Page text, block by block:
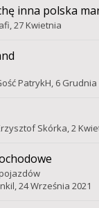
inna polska
,27 Kwietnia
PatrykH, 6 Grudnia
Skórka,2
,24 Września 2021